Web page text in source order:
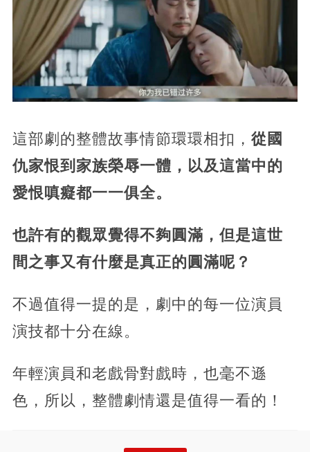
這部劇的整體故事情節環環相扣， 從國
仇家恨到家族榮辱一體，以及這當中的
愛恨嗔癡都一一俱全。
也許有的觀眾覺得不夠圓滿，但是這世
間之事又有什麼是真正的圓滿呢？
不過值得一提的是，劇中的每一位演員
演技都十分在線。
年輕演員和老戲骨對戲時，也毫不遜
色，所以，整體劇情還是值得一看的！